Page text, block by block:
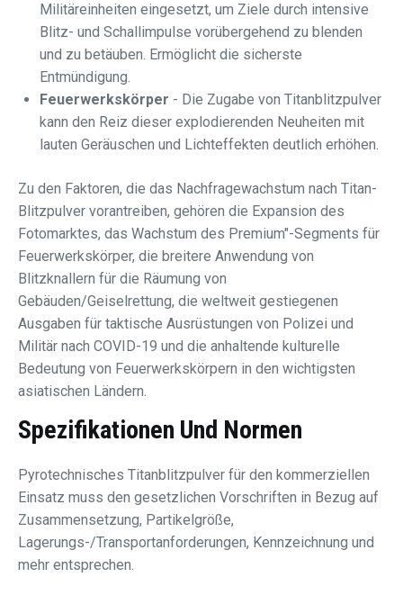
Militäreinheiten eingesetzt, um Ziele durch intensive
Blitz- und Schallimpulse vorübergehend zu blenden
und zu betäuben. Ermöglicht die sicherste
Entmündigung.
Feuerwerkskörper - Die Zugabe von Titanblitzpulver
kann den Reiz dieser explodierenden Neuheiten mit
lauten Geräuschen und Lichteffekten deutlich erhöhen.
Zu den Faktoren, die das Nachfragewachstum nach Titan-
Blitzpulver vorantreiben, gehören die Expansion des
Fotomarktes, das Wachstum des Premium"-Segments für
Feuerwerkskörper, die breitere Anwendung von
Blitzknallern für die Räumung von
Gebäuden/Geiselrettung, die weltweit gestiegenen
Ausgaben für taktische Ausrüstungen von Polizei und
Militär nach COVID-19 und die anhaltende kulturelle
Bedeutung von Feuerwerkskörpern in den wichtigsten
asiatischen Ländern.
Spezifikationen Und Normen
Pyrotechnisches Titanblitzpulver für den kommerziellen
Einsatz muss den gesetzlichen Vorschriften in Bezug auf
Zusammensetzung, Partikelgröße,
Lagerungs-/Transportanforderungen, Kennzeichnung und
mehr entsprechen.